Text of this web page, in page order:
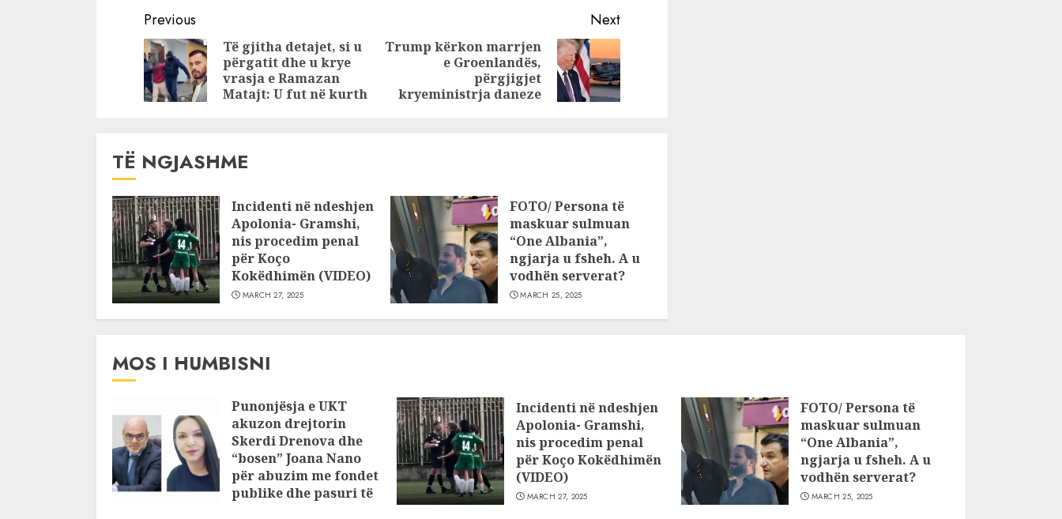
Shqipëri, ja kur
do të vihet në
punë?
ngopin shqiptarët
me qumësht
pluhur
hetimi për
Erzeni, Lufra,
Gjirofarm dhe
Shaka
Continue
Reading
Previous
post:
Të gjitha detajet, si u
përgatit dhe u krye
vrasja e Ramazan
Matajt: U fut në kurth
Next
post:
Trump kërkon marrjen
e Groenlandës,
përgjigjet
kryeministrja daneze
TË NGJASHME
Incidenti në ndeshjen
Apolonia- Gramshi,
nis procedim penal
për Koço
Kokëdhimën (VIDEO)
MARCH 27, 2025
FOTO/ Persona të
maskuar sulmuan
“One Albania”,
ngjarja u fsheh. A u
vodhën serverat?
MARCH 25, 2025
MOS I HUMBISNI
Punonjësja e UKT
akuzon drejtorin
Skerdi Drenova dhe
“bosen” Joana Nano
për abuzim me fondet
publike dhe pasuri të
Incidenti në ndeshjen
Apolonia- Gramshi,
nis procedim penal
për Koço Kokëdhimën
(VIDEO)
MARCH 27, 2025
FOTO/ Persona të
maskuar sulmuan
“One Albania”,
ngjarja u fsheh. A u
vodhën serverat?
MARCH 25, 2025